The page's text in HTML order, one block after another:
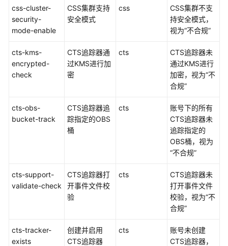
清
单
源
记
录
资
源
规
规
合
css-cluster-
security-
mode-enable
CSS集群支持
安全模式
css
CSS集群不支
持安全模式，
视为“不合规”
cts-kms-
encrypted-
check
CTS追踪器通
过KMS进行加
密
cts
CTS追踪器未
通过KMS进行
加密，视为“不
合规”
cts-obs-
bucket-track
CTS追踪器追
踪指定的OBS
桶
cts
账号下的所有
CTS追踪器未
追踪指定的
OBS桶，视为
“不合规”
cts-support-
validate-check
CTS追踪器打
开事件文件校
验
cts
CTS追踪器未
打开事件文件
校验，视为“不
合规”
cts-tracker-
exists
创建并启用
CTS追踪器
cts
账号未创建
CTS追踪器，